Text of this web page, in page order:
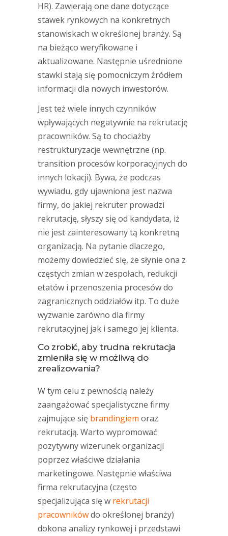
HR). Zawierają one dane dotyczące
stawek rynkowych na konkretnych
stanowiskach w określonej branży. Są
na bieżąco weryfikowane i
aktualizowane. Następnie uśrednione
stawki stają się pomocniczym źródłem
informacji dla nowych inwestorów.
Jest też wiele innych czynników
wpływających negatywnie na rekrutację
pracowników. Są to chociażby
restrukturyzacje wewnętrzne (np.
transition procesów korporacyjnych do
innych lokacji). Bywa, że podczas
wywiadu, gdy ujawniona jest nazwa
firmy, do jakiej rekruter prowadzi
rekrutację, słyszy się od kandydata, iż
nie jest zainteresowany tą konkretną
organizacją. Na pytanie dlaczego,
możemy dowiedzieć się, że słynie ona z
częstych zmian w zespołach, redukcji
etatów i przenoszenia procesów do
zagranicznych oddziałów itp. To duże
wyzwanie zarówno dla firmy
rekrutacyjnej jak i samego jej klienta.
Co zrobić, aby trudna rekrutacja
zmieniła się w możliwą do
zrealizowania?
W tym celu z pewnością należy
zaangażować specjalistyczne firmy
zajmujące się brandingiem oraz
rekrutacją. Warto wypromować
pozytywny wizerunek organizacji
poprzez właściwe działania
marketingowe. Następnie właściwa
firma rekrutacyjna (często
specjalizująca się w rekrutacji
pracownikówdo określonej branży)
dokona analizy rynkowej i przedstawi